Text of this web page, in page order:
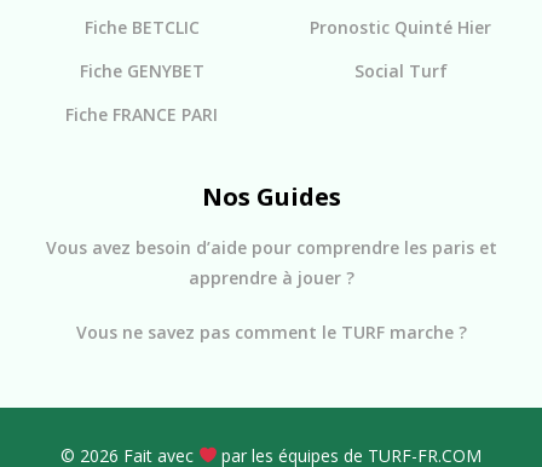
Fiche BETCLIC
Fiche GENYBET
Fiche FRANCE PARI
Pronostic Quinté Hier
Social Turf
Nos Guides
Vous avez besoin d’aide pour comprendre les paris et
apprendre à jouer ?
Vous ne savez pas comment le TURF marche ?
© 2026 Fait avec par les équipes de TURF-FR.COM